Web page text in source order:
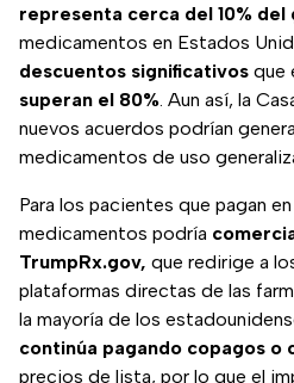
representa cerca del 10%
medicamentos en Estados
descuentos significativos que
superan el 80%. Aun así, la
nuevos acuerdos podrían
medicamentos de uso
Para los pacientes que pagan
medicamentos podría
TrumpRx.gov, que redirige a
plataformas directas de las
la mayoría de los
continúa pagando copagos o
precios de lista, por lo que el